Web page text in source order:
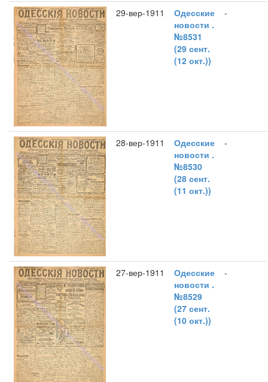
29-вер-1911
Одесские
новости .
№8531
(29 сент.
(12 окт.))
-
28-вер-1911
Одесские
новости .
№8530
(28 сент.
(11 окт.))
-
27-вер-1911
Одесские
новости .
№8529
(27 сент.
(10 окт.))
-